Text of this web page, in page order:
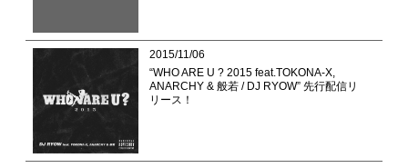
2015/11/06
“WHO ARE U ? 2015 feat.TOKONA-X,
ANARCHY & 般若 / DJ RYOW” 先行配信リ
リース！